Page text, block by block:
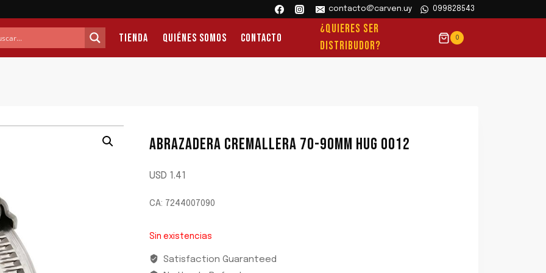
contacto@carven.uy 099828543
Tienda Quiénes Somos Contacto
¿QUIERES SER
DISTRIBUDOR?
0
ABRAZADERA CREMALLERA 70-90MM HUG 0012
USD 1.41
CA: 7244007090
Sin existencias
Satisfaction Guaranteed